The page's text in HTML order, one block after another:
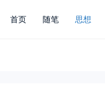
首页 随笔 思想